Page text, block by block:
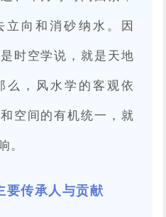
立向和消砂纳水。因
时空学说，就是天地
么，风水学的客观依
空间的有机统一，就
。
要传承人与贡献